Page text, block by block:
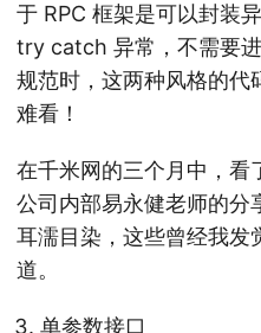
于 RPC 框架是可以封装
try catch 异常，不需要
规范时，这两种风格的代
难看！
在千米网的三个月中，看
公司内部易永健老师的分
耳濡目染，这些曾经我发
道。
单参数接口